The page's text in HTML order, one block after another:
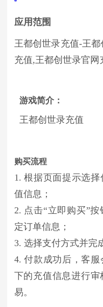
应用范围
王都创世录充值-王
充值,王都创世录官网
游戏简介：
王都创世录充值
购买流程
1. 根据页面提示选
值信息；
2. 点击“立即购买”
定订单信息；
3. 选择支付方式并完
4. 付款成功后，客
下的充值信息进行
易。